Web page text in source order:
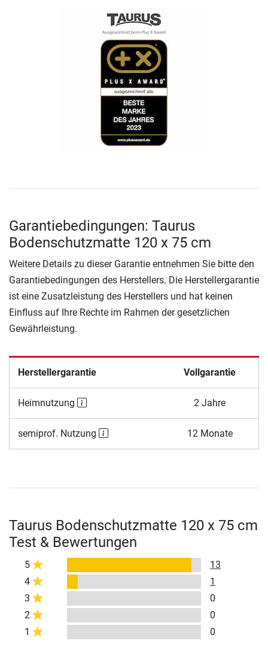
Garantiebedingungen: Taurus
Bodenschutzmatte 120 x 75 cm
Weitere Details zu dieser Garantie entnehmen Sie bitte den
Garantiebedingungen des Herstellers. Die Herstellergarantie
ist eine Zusatzleistung des Herstellers und hat keinen
Einfluss auf Ihre Rechte im Rahmen der gesetzlichen
Gewährleistung.
Herstellergarantie Vollgarantie
Heimnutzung 2 Jahre
semiprof. Nutzung 12 Monate
Taurus Bodenschutzmatte 120 x 75 cm
Test & Bewertungen
5
13
4
1
3
0
2
0
1
0